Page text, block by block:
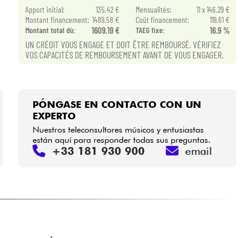
Apport initial: 135.42 € Mensualités:
11 x 146.29 €
Montant financement: 1489.58 € Coût financement:
119.61 €
Montant total dù:
1609.19 € TAEG fixe: 16.9 %
UN CRÉDIT VOUS ENGAGE ET DOIT ÊTRE REMBOURSÉ. VÉRIFIEZ
VOS CAPACITÉS DE REMBOURSEMENT AVANT DE VOUS ENGAGER.
PÓNGASE EN CONTACTO CON UN
EXPERTO
Nuestros teleconsultores músicos y entusiastas
están aquí para responder todas sus preguntas.
+33 181 930 900 email